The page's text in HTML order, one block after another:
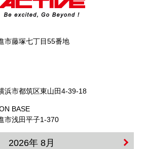
市藤塚七丁目55番地
浜市都筑区東山田4-39-18
BASE
市浅田平子1-370
2026年 8月